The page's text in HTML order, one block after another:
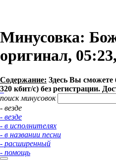
Минусовка:
оригинал,
Содержание: Здесь Вы сможете
320 кбит/с) без регистрации.
поиск минусовок
- везде
- везде
- в исполнителях
- в названии песни
- расширенный
- помощь